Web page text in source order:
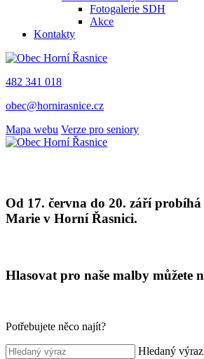
Fotogalerie SDH
Akce
Kontakty
482 341 018
obec@hornirasnice.cz
Mapa webu Verze pro seniory
Od 17. června do 20. září
Marie v Horní Řasnici.
Hlasovat pro naše malby můžete
Potřebujete něco najít?
Hledaný výraz